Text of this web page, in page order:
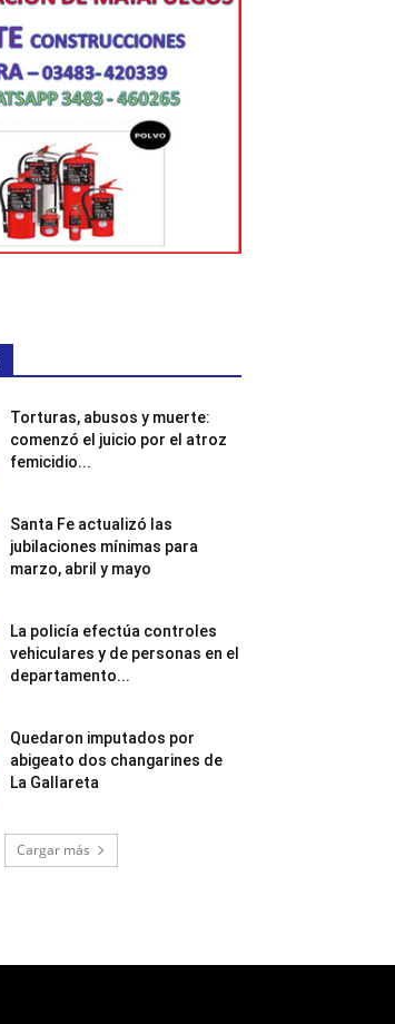
Torturas, abusos y muerte:
comenzó el juicio por el atroz
femicidio...
Santa Fe actualizó las
jubilaciones mínimas para
marzo, abril y mayo
La policía efectúa controles
vehiculares y de personas en el
departamento...
Quedaron imputados por
abigeato dos changarines de
La Gallareta
Cargar más